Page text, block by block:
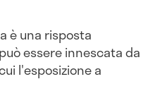
è una risposta
essere innescata da
l'esposizione a